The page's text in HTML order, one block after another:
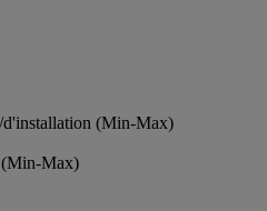
d'installation (Min-Max)
(Min-Max)